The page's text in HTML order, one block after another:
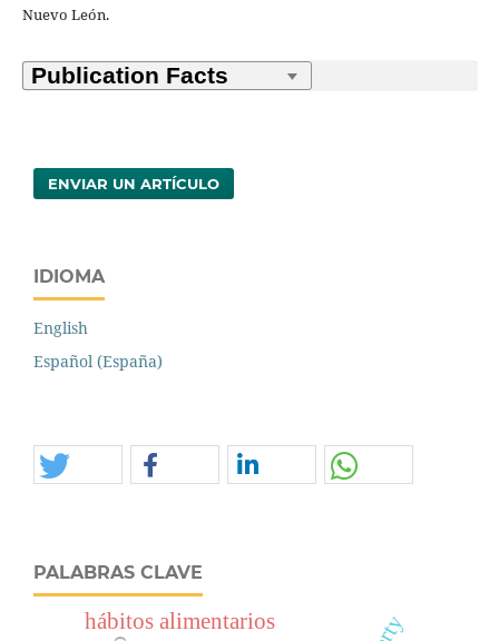
Nuevo León.
ENVIAR UN ARTÍCULO
IDIOMA
English
Español (España)
PALABRAS CLAVE
hábitos alimentarios